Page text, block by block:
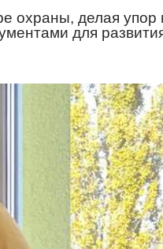
охраны, делая упор
для